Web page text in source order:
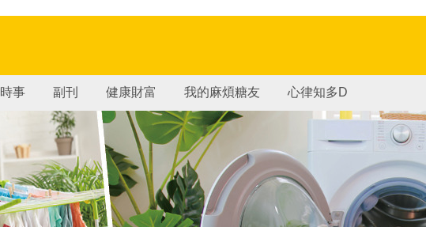
時事 副刊 健康財富 我的麻煩糖友 心律知多D